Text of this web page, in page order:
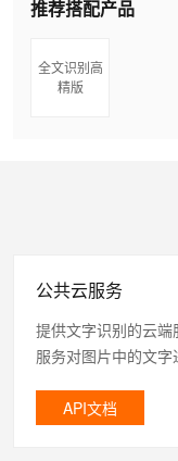
推荐搭配产品
全文识别高
精版
公共云服务
提供文字识别的云
服务对图片中的文字
API文档